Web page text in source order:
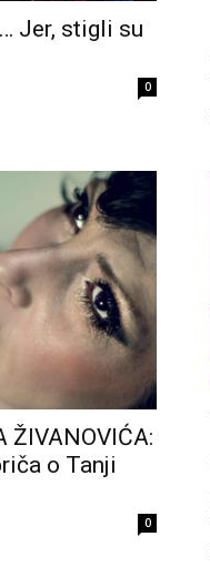
Jer, stigli su
0
ŽIVANOVIĆA:
o Tanji
0